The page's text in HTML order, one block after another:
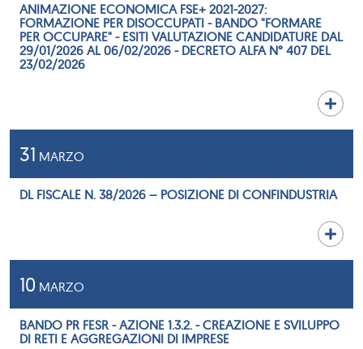
ANIMAZIONE ECONOMICA FSE+ 2021-2027:
FORMAZIONE PER DISOCCUPATI - BANDO "FORMARE
PER OCCUPARE" - ESITI VALUTAZIONE CANDIDATURE DAL
29/01/2026 AL 06/02/2026 - DECRETO ALFA N° 407 DEL
23/02/2026
31 MARZO
DL FISCALE N. 38/2026 – POSIZIONE DI CONFINDUSTRIA
10 MARZO
BANDO PR FESR - AZIONE 1.3.2. - CREAZIONE E SVILUPPO
DI RETI E AGGREGAZIONI DI IMPRESE